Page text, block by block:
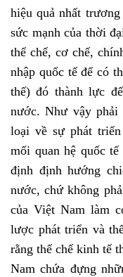
hiệu quả nhất
sức mạnh của thời
thể chế, cơ chế,
nhập quốc tế để có
thế) đó thành lực
nước. Như vậy phải
loại về sự phát
mối quan hệ quốc
định định hướng
nước, chứ không
của Việt Nam làm
lược phát triển và
rằng thể chế kinh tế
Nam chứa đựng